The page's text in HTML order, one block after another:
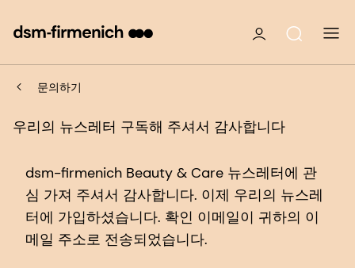
문의하기
우리의 뉴스레터 구독해 주셔서 감사합니다
dsm-firmenich Beauty & Care 뉴스레터에 관
심 가져 주셔서 감사합니다. 이제 우리의 뉴스레
터에 가입하셨습니다. 확인 이메일이 귀하의 이
메일 주소로 전송되었습니다.